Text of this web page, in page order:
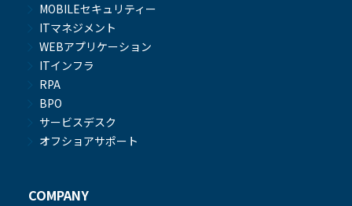
MOBILEセキュリティー
ITマネジメント
WEBアプリケーション
ITインフラ
RPA
BPO
サービスデスク
オフショアサポート
COMPANY